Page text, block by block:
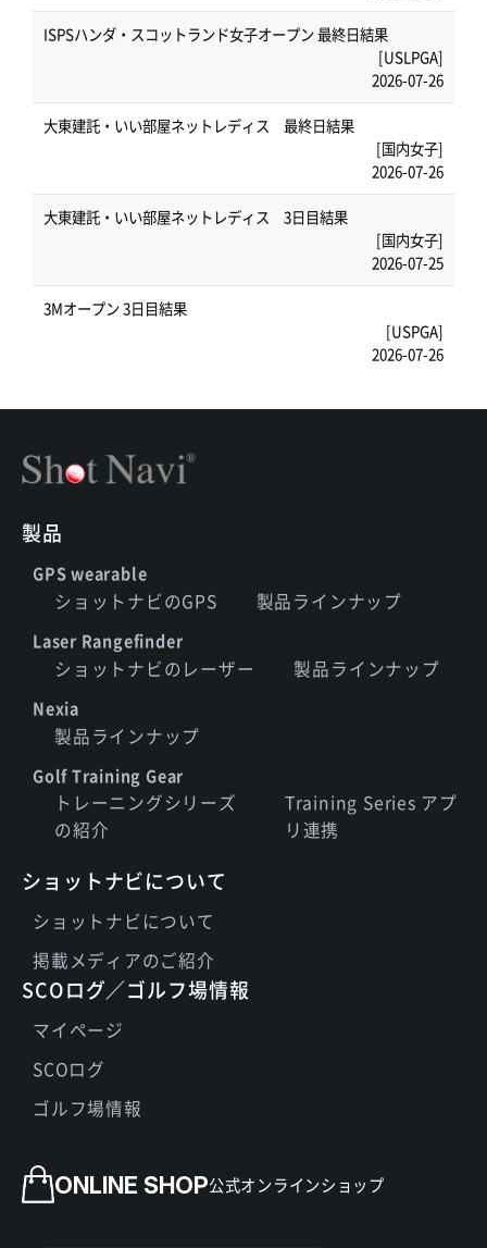
ISPSハンダ・スコットランド女子オープン 最終日結果
[USLPGA]
2026-07-26
大東建託・いい部屋ネットレディス 最終日結果
[国内女子]
2026-07-26
大東建託・いい部屋ネットレディス 3日目結果
[国内女子]
2026-07-25
3Mオープン 3日目結果
[USPGA]
2026-07-26
ONLINE SHOP公式オンラインショップ
製品
GPS wearable
ショットナビのGPS 製品ラインナップ
Laser Rangefinder
ショットナビのレーザー 製品ラインナップ
Nexia
製品ラインナップ
Golf Training Gear
トレーニングシリーズ
の紹介
Training Series アプ
リ連携
ショットナビについて
ショットナビについて
掲載メディアのご紹介
SCOログ／ゴルフ場情報
マイページ
SCOログ
ゴルフ場情報